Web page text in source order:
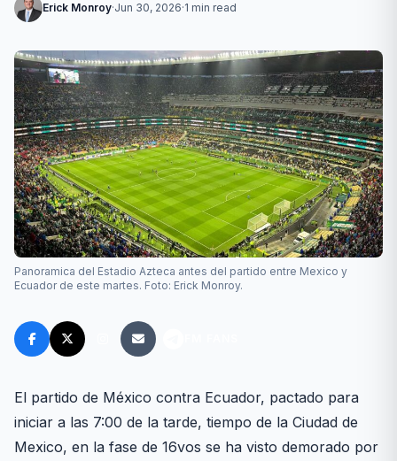
Erick Monroy·Jun 30, 2026·1 min read
Panoramica del Estadio Azteca antes del partido entre Mexico y
Ecuador de este martes. Foto: Erick Monroy.
El partido de México contra Ecuador, pactado para
iniciar a las 7:00 de la tarde, tiempo de la Ciudad de
Mexico, en la fase de 16vos se ha visto demorado por